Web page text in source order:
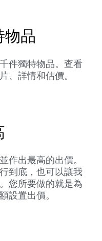
物品
件獨特物品。查看
、詳情和估價。
作出最高的出價。
到底，也可以讓我
您所要做的就是為
設置出價。